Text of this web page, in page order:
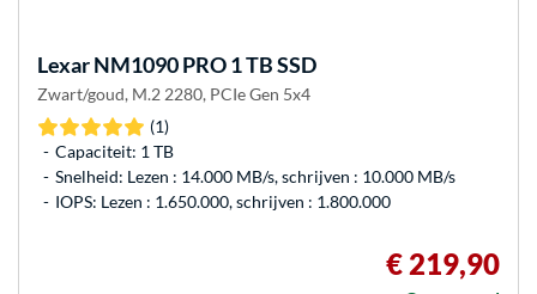
LexarNM1090 PRO 1 TB SSD
Zwart/goud, M.2 2280, PCIe Gen 5x4
(1)
Capaciteit: 1 TB
Snelheid: Lezen : 14.000 MB/s, schrijven : 10.000 MB/s
IOPS: Lezen : 1.650.000, schrijven : 1.800.000
€ 219,90